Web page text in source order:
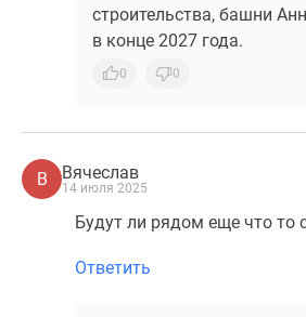
строительства, башни
в конце 2027 года.
0 0
В Вячеслав
14 июля 2025
Будут ли рядом еще что то
Ответить